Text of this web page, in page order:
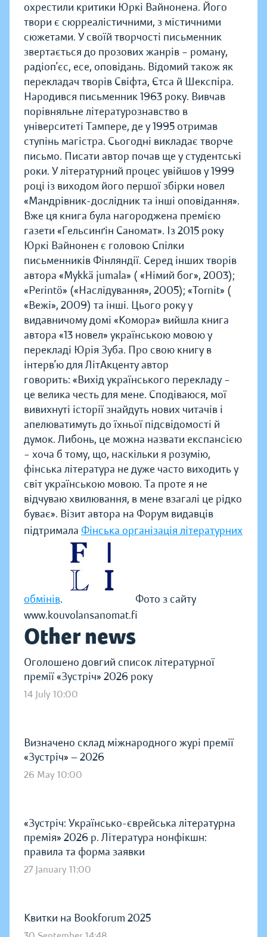
охрестили критики Юркі Вайнонена. Його
твори є сюрреалістичними, з містичними
сюжетами. У своїй творчості письменник
звертається до прозових жанрів – роману,
радіоп’єс, есе, оповідань. Відомий також як
перекладач творів Свіфта, Єтса й Шекспіра.
Народився письменник 1963 року. Вивчав
порівняльне літературознавство в
університеті Тампере, де у 1995 отримав
ступінь магістра. Сьогодні викладає творче
письмо. Писати автор почав ще у студентські
роки. У літературний процес увійшов у 1999
році із виходом його першої збірки новел
«Мандрівник-дослідник та інші оповідання».
Вже ця книга була нагороджена премією
газети «Гельсинґін Саномат». Із 2015 року
Юркі Вайнонен є головою Спілки
письменників Фінляндії. Серед інших творів
автора «Mykkä jumala» ( «Німий бог», 2003);
«Perintö» («Наслідування», 2005); «Tornit» (
«Вежі», 2009) та інші. Цього року у
видавничому домі «Комора» вийшла книга
автора «13 новел» українською мовою у
перекладі Юрія Зуба. Про свою книгу в
інтерв’ю для ЛітАкценту автор
говорить: «Вихід українського перекладу –
це велика честь для мене. Сподіваюся, мої
вивихнуті історії знайдуть нових читачів і
апелюватимуть до їхньої підсвідомості й
думок. Либонь, це можна назвати експансією
– хоча б тому, що, наскільки я розумію,
фінська література не дуже часто виходить у
світ українською мовою. Та проте я не
відчуваю хвилювання, в мене взагалі це рідко
буває». Візит автора на Форум видавців
підтримала Фінська організація літературних
обмінів.
Фото з сайту
www.kouvolansanomat.fi
Other news
Оголошено довгий список літературної
премії «Зустріч» 2026 року
14 July 10:00
Визначено склад міжнародного журі премії
«Зустріч» — 2026
26 May 10:00
«Зустріч: Українсько-єврейська літературна
премія» 2026 р. Література нонфікшн:
правила та форма заявки
27 January 11:00
Квитки на Bookforum 2025